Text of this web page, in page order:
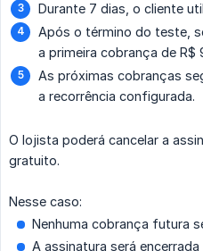
Durante 7 dias, o cliente
Após o término do teste,
a primeira cobrança de R$
As próximas cobranças
a recorrência configurada.
O lojista poderá cancelar a
gratuito.
Nesse caso:
Nenhuma cobrança futura
A assinatura será